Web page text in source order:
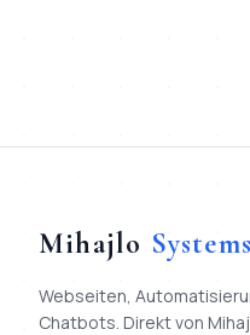
Mihajlo Systems
Webseiten,
Chatbots. Direkt von